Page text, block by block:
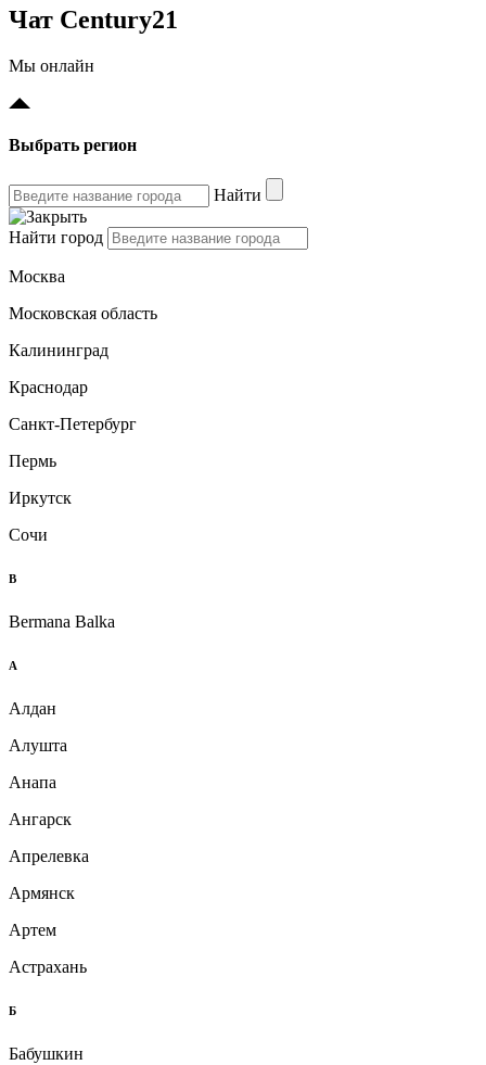
Чат Century21
Мы онлайн
Выбрать регион
Найти
Найти город
Москва
Московская область
Калининград
Краснодар
Санкт-Петербург
Пермь
Иркутск
Сочи
B
Bermana Balka
А
Алдан
Алушта
Анапа
Ангарск
Апрелевка
Армянск
Артем
Астрахань
Б
Бабушкин